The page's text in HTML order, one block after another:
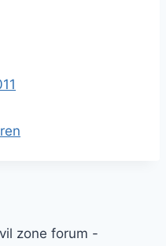
zone forum -